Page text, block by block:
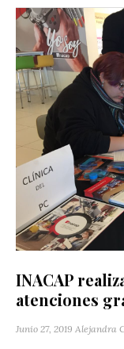
INACAP
atenciones
Junio 27, 2019 Alejandra